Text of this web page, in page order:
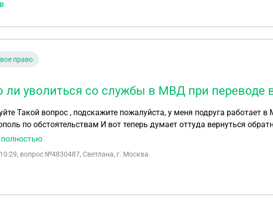
право
уволиться со службы в МВД при переводе в
г Ростов Сейчас перевелась
И вот теперь думает оттуда вернуться обратно , а ей грозят увольнение по
. Возможно ли это обжаловать ? И могут ли ее там удерживать ? И могут
, вопрос №4830487, Светлана, г. Москва